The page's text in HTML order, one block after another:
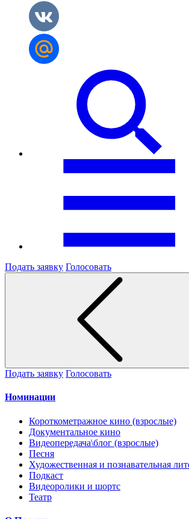
Подать заявку Голосовать
Подать заявку Голосовать
Номинации
Короткометражное кино (взрослые)
Документальное кино
Видеопередача\блог (взрослые)
Песня
Художественная и познавательная
Подкаст
Видеоролики и шортс
Театр